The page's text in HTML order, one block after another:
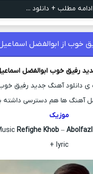
ادامه مطلب + دانلود ...
خوب از ابوالفضل اسماعیل
رفیق خوبابوالفضل
ی دانلود آهنگ جدید رفیق
آهنگ ها هم دسترسی داشته
موزیک
Refighe Khob–
+ lyric